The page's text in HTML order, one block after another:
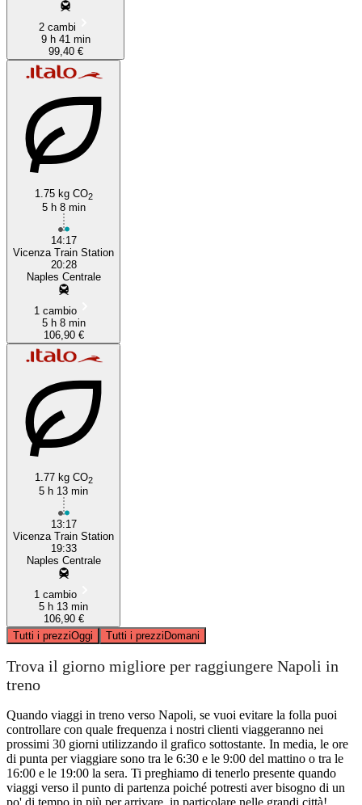
2 cambi
9 h 41 min
99,40 €
1.75 kg CO2
5 h 8 min
14:17
Vicenza Train Station
20:28
Naples Centrale
1 cambio
5 h 8 min
106,90 €
1.77 kg CO2
5 h 13 min
13:17
Vicenza Train Station
19:33
Naples Centrale
1 cambio
5 h 13 min
106,90 €
Tutti i prezziOggi Tutti i prezziDomani
Trova il giorno migliore per raggiungere Napoli in
treno
Quando viaggi in treno verso Napoli, se vuoi evitare la folla puoi
controllare con quale frequenza i nostri clienti viaggeranno nei
prossimi 30 giorni utilizzando il grafico sottostante. In media, le ore
di punta per viaggiare sono tra le 6:30 e le 9:00 del mattino o tra le
16:00 e le 19:00 la sera. Ti preghiamo di tenerlo presente quando
viaggi verso il punto di partenza poiché potresti aver bisogno di un
po' di tempo in più per arrivare, in particolare nelle grandi città!